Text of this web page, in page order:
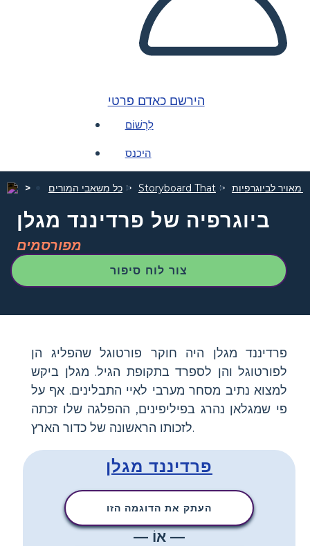
הירשם כאדם פרטי
לִרְשׁוֹם
היכנס
כל משאבי המורים Storyboard That מאויר לביוגרפיות
ביוגרפיה של פרדיננד מגלן
מפורסמים
צור לוח סיפור
פרדיננד מגלן היה חוקר פורטוגל שהפליג הן
לפורטוגל והן לספרד בתקופת הגיל. מגלן ביקש
למצוא נתיב מסחר מערבי לאיי התבלינים. אף על
פי שמגלאן נהרג בפיליפינים, ההפלגה שלו זכתה
לזכותו הראשונה של כדור הארץ.
פרדיננד מגלן
העתק את הדוגמה הזו
— אוֹ —